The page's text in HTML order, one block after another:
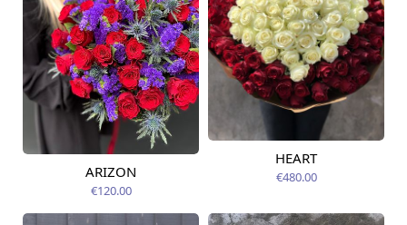
Pieejams šodien
ARIZON
€120.00
Pieejams šodien
HEART
€480.00